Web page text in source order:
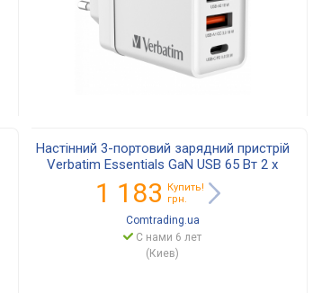
Настінний 3-портовий зарядний пристрій
Verbatim Essentials GaN USB 65 Вт 2 x
USB-C/ USB-A (чорний)' 32352
1 183
Купить!
грн.
Comtrading.ua
С нами 6 лет
(Киев)